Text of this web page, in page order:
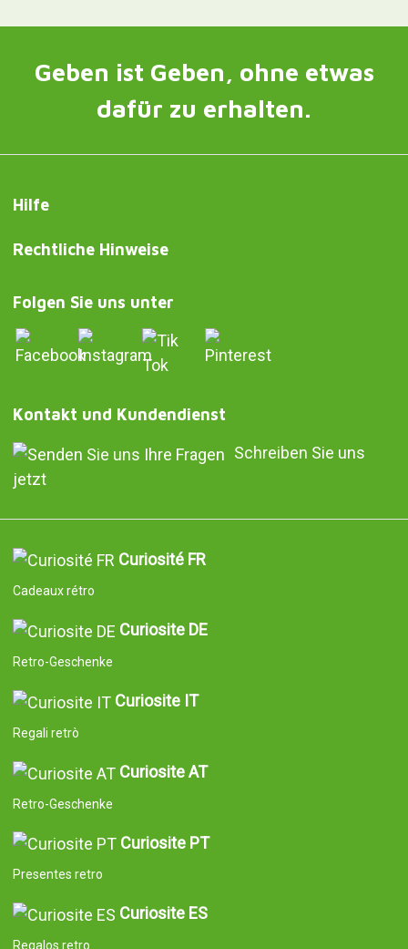
Geben ist Geben, ohne etwas
dafür zu erhalten.
Hilfe
Rechtliche Hinweise
Folgen Sie uns unter
Kontakt und Kundendienst
Schreiben Sie uns
jetzt
Curiosité FR
Cadeaux rétro
Curiosite DE
Retro-Geschenke
Curiosite IT
Regali retrò
Curiosite AT
Retro-Geschenke
Curiosite PT
Presentes retro
Curiosite ES
Regalos retro